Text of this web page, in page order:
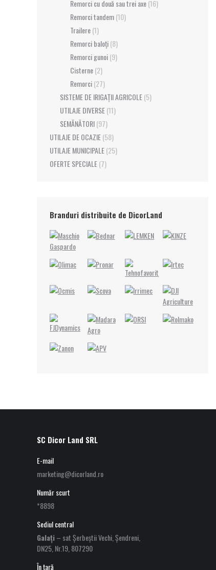
Remorci cu două sau trei axe(16)
Remorci tandem(10)
Trailere(1)
Remorci baloți(8)
Remorci gunoi(9)
Cisterne(2)
Remorci(27)
SISTEME DE IRIGAȚII AGRICOLE(5)
UTILAJE DIVERSE(11)
SEMĂNĂTORI(97)
UTILAJE DE OCAZIE(58)
UTILAJE MUNICIPALE(25)
OFERTE SPECIALE(7)
Branduri distribuite de DicorLand
SC Dicor Land SRL
E-mail
marketing@dicorland.ro
Număr scurt
*8898
Sediul central
Galați– sat Șerbeștii Vechi, Șendreni,
DN25, Nr.19, 807290
În țară